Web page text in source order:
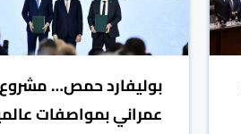
بوليفارد حمص… مشروع
عمراني بمواصفات